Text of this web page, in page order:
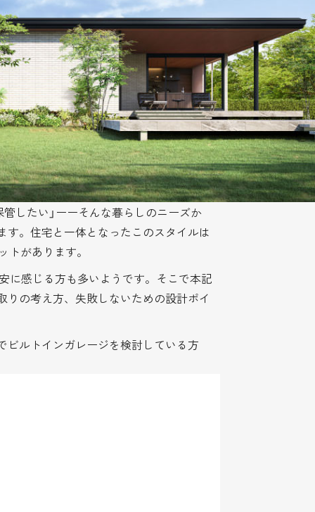
管したい」ーーそんな暮らしのニーズか
す。住宅と一体となったこのスタイルは
トがあります。
に感じる方も多いようです。そこで本記
の考え方、失敗しないための設計ポイ
ルトインガレージを検討している方